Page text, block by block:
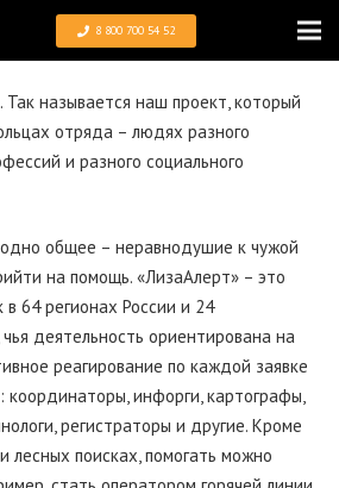
8 800 700 54 52
Так называется наш проект, который
отряда – людях разного
и разного социального
общее – неравнодушие к чужой
на помощь. «ЛизаАлерт» – это
64 регионах России и 24
деятельность ориентирована на
реагирование по каждой заявке
координаторы, инфорги, картографы,
регистраторы и другие. Кроме
лесных поисках, помогать можно